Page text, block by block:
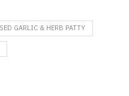
GARLIC & HERB PATTY